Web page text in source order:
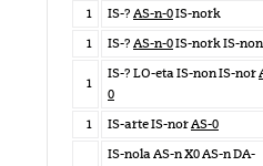
1
IS-? AS-n-0IS-nork
1
IS-? AS-n-0IS-nork IS-non
1
IS-? LO-eta IS-non IS-nor
0
1
IS-arte IS-norAS-0
IS-nola AS-n X0 AS-n DA-